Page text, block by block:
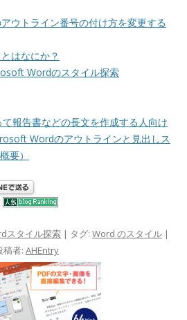
アウトライン番号の付け方を変更する
はなにか？
Wordのスタイル探索
報告書などの長文を作成する人向け
Wordのアウトラインと見出しス
要）
スタイル探索 | タグ: Word のスタイル |
稿者: AHEntry